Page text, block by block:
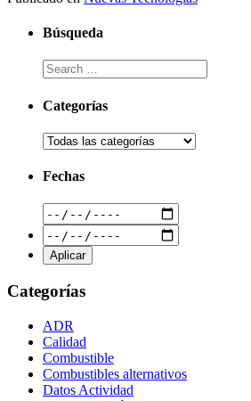
Búsqueda
Categorías
Fechas
Categorías
ADR
Calidad
Combustible
Combustibles alternativos
Datos Actividad